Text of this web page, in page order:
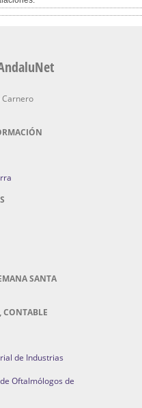
Carnero
SANTA
CONTABLE
de Industrias
Oftalmólogos de